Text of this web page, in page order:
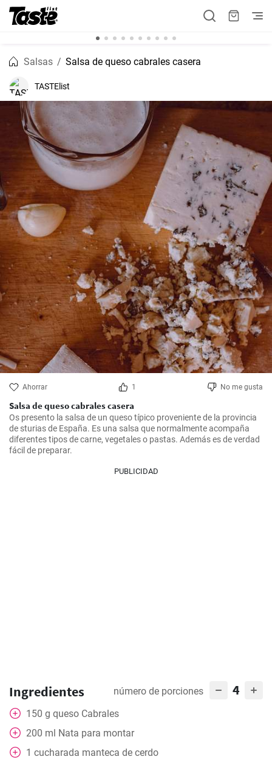
Salsas Salsa de queso cabrales casera
TASTElist
Ahorrar 1 No me gusta
Salsa de queso cabrales casera
Os presento la salsa de un queso típico proveniente de la provincia
de sturias de España. Es una salsa que normalmente acompaña
diferentes tipos de carne, vegetales o pastas. Además es de verdad
fácil de preparar.
PUBLICIDAD
Ingredientes número de porciones 4
150 g queso Cabrales
200 ml Nata para montar
1 cucharada manteca de cerdo